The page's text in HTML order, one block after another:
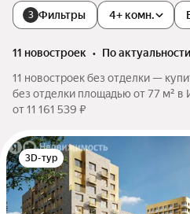
3 Фильтры 4+ комн.
11 новостроек •
по актуальности
11 новостроек без отделки —
без отделки площадью от 77 м² в
от 11 161 539 ₽
3D-тур